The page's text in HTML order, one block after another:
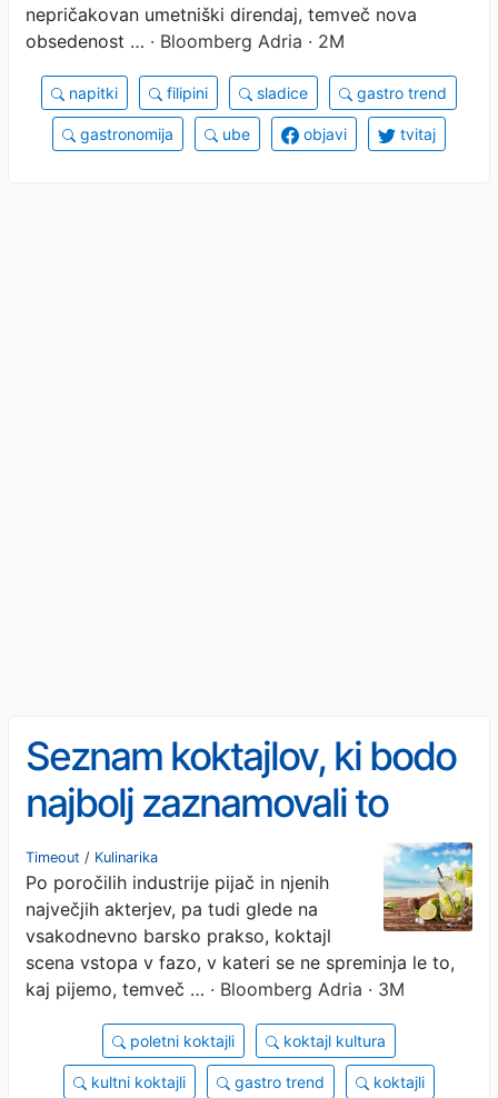
nepričakovan umetniški direndaj, temveč nova
obsedenost … · Bloomberg Adria · 2M
napitki filipini sladice gastro trend
gastronomija ube objavi tvitaj
Seznam koktajlov, ki bodo
najbolj zaznamovali to
poletno sezono
Timeout / Kulinarika
Po poročilih industrije pijač in njenih
največjih akterjev, pa tudi glede na
vsakodnevno barsko prakso, koktajl
scena vstopa v fazo, v kateri se ne spreminja le to,
kaj pijemo, temveč … · Bloomberg Adria · 3M
poletni koktajli koktajl kultura
kultni koktajli gastro trend koktajli